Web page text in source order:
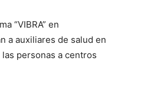
“VIBRA” en
a auxiliares de salud en
personas a centros